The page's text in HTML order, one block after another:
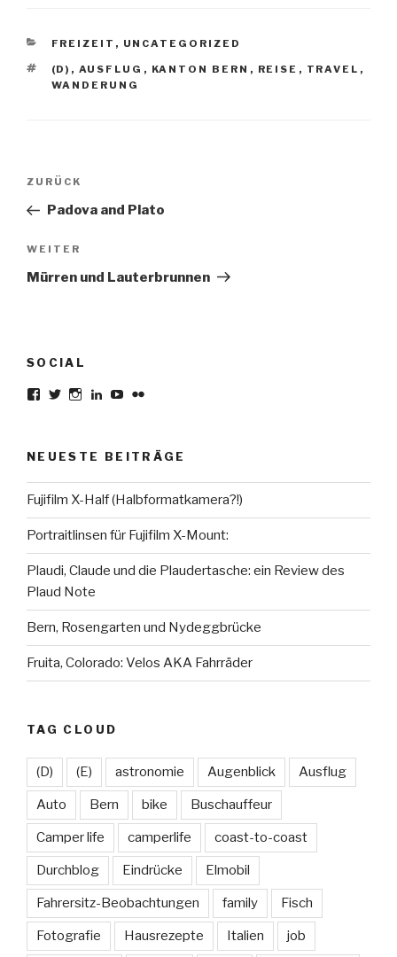
KATEGORIEN
FREIZEIT , UNCATEGORIZED
SCHLAGWÖRTER
(D) , AUSFLUG , KANTON BERN , REISE , TRAVEL ,
WANDERUNG
Beitragsnavigation
Vorheriger
Beitrag
ZURÜCK
Padova and Plato
Nächster
Beitrag
WEITER
Mürren und Lauterbrunnen
SOCIAL
Profil
Facebook
anzeigen
Profil
Twitter
anzeigen
Profil
Instagram
anzeigen
Profil
LinkedIn
anzeigen
Profil
YouTube
anzeigen
Profil
Flickr
anzeigen
NEUESTE BEITRÄGE
Fujifilm X-Half (Halbformatkamera?!)
Portraitlinsen für Fujifilm X-Mount:
Plaudi, Claude und die Plaudertasche: ein Review des
Plaud Note
Bern, Rosengarten und Nydeggbrücke
Fruita, Colorado: Velos AKA Fahrräder
TAG CLOUD
(D) (E) astronomie Augenblick Ausflug
Auto Bern bike Buschauffeur
Camper life camperlife coast-to-coast
Durchblog Eindrücke Elmobil
Fahrersitz-Beobachtungen family Fisch
Fotografie Hausrezepte Italien job